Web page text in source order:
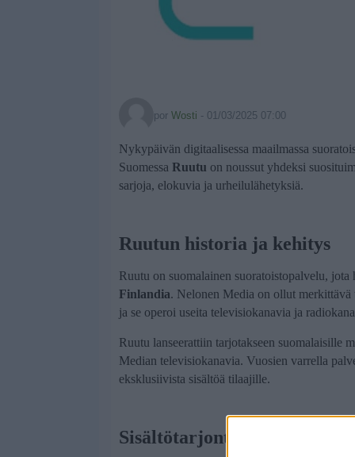
por Wosti - 01/03/2025 07:00
Nykypäivän digitaalisessa maailmassa
Suomessa Ruutu on noussut yhdeksi
sarjoja, elokuvia ja urheilulähetyksiä.
Ruutun historia ja kehitys
Ruutu on suomalainen suoratoistopalvelu, jota
Finlandia. Nelonen Media on ollut
ja se operoi useita televisiokanavia ja
Ruutu lanseerattiin tarjotakseen suomalaisille
Median televisiokanavia. Vuosien varrella
eksklusiivista sisältöä tilaajille.
Sisältötarjonta